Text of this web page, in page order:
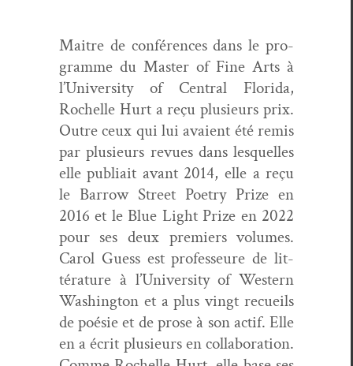
Maitre de con­férences dans le pro­
gramme du Mas­ter of Fine Arts à
l’University of Cen­tral Flori­da,
Rochelle Hurt a reçu plusieurs prix.
Out­re ceux qui lui avaient été remis
par plusieurs revues dans lesquelles
elle pub­li­ait avant 2014, elle a reçu
le Bar­row Street Poet­ry Prize en
2016 et le Blue Light Prize en 2022
pour ses deux pre­miers vol­umes.
Car­ol Guess est pro­fesseure de lit­
téra­ture à l’University of West­ern
Wash­ing­ton et a plus vingt recueils
de poésie et de prose à son act­if. Elle
en a écrit plusieurs en col­lab­o­ra­tion.